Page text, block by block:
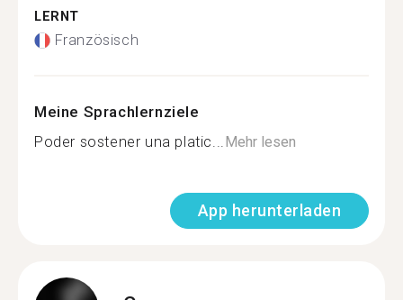
LERNT
Französisch
Meine Sprachlernziele
Poder sostener una platic...Mehr lesen
App herunterladen